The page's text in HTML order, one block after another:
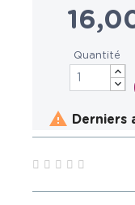
Quantité
 Derniers